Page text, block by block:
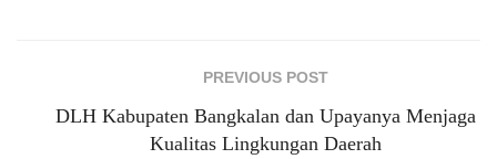
PREVIOUS POST
DLH Kabupaten Bangkalan dan Upayanya Menjaga
Kualitas Lingkungan Daerah